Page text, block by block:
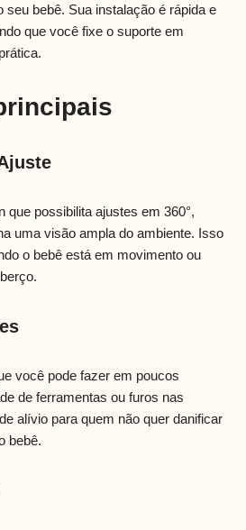
seu bebê. Sua instalação é rápida e
que você fixe o suporte em
que possibilita ajustes em 360°,
uma visão ampla do ambiente. Isso
o bebê está em movimento ou
você pode fazer em poucos
de ferramentas ou furos nas
alívio para quem não quer danificar
bebê.